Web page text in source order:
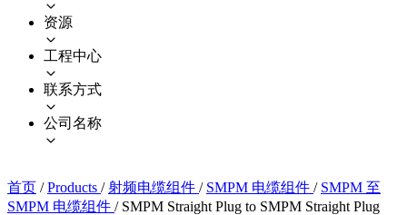
资源
工程中心
联系方式
公司名称
首页 / Products / 射频电缆组件 / SMPM 电缆组件 / SMPM 至
SMPM 电缆组件 / SMPM Straight Plug to SMPM Straight Plug